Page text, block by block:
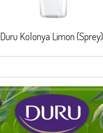
Duru Kolonya Limon (Sprey)